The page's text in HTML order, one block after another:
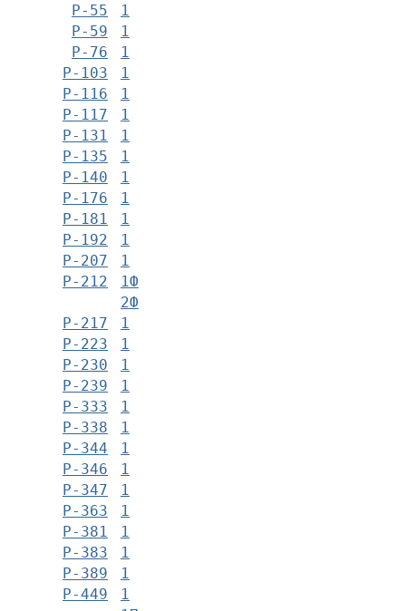
Р-55
1
Р-59
1
Р-76
1
Р-103
1
Р-116
1
Р-117
1
Р-131
1
Р-135
1
Р-140
1
Р-176
1
Р-181
1
Р-192
1
Р-207
1
Р-212
1Ф
2Ф
Р-217
1
Р-223
1
Р-230
1
Р-239
1
Р-333
1
Р-338
1
Р-344
1
Р-346
1
Р-347
1
Р-363
1
Р-381
1
Р-383
1
Р-389
1
Р-449
1